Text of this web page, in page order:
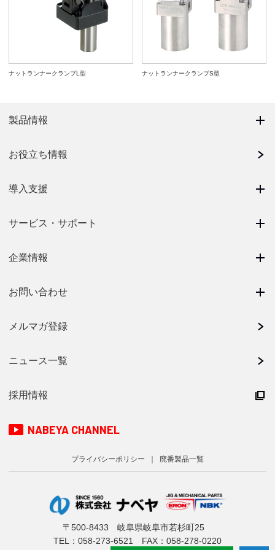
ナットランナークランプL型 ナットランナークランプS型
製品情報
お役立ち情報
導入支援
サービス・サポート
企業情報
お問い合わせ
メルマガ登録
ニュース一覧
採用情報
NABEYA CHANNEL
プライバシーポリシー 廃番製品一覧
〒500-8433 岐阜県岐阜市若杉町25
TEL： 058-273-6521 FAX：058-278-0220